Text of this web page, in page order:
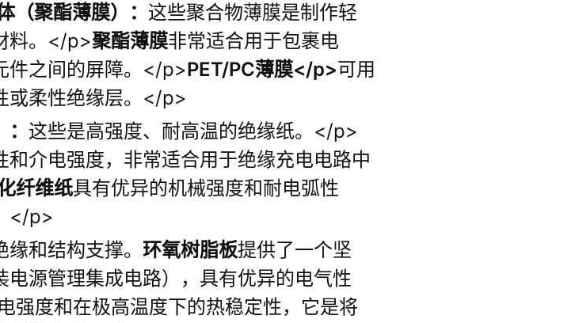
聚酯薄​​膜）： 这些聚合物薄膜是制作轻
料。</p>聚酯薄膜非常适合用于包裹电
件之间的屏障。</p>PET/PC薄膜</p>可用
或柔性绝缘层。</p>
这些是高强度、耐高温的绝缘纸。</p>
和介电强度，非常适合用于绝缘充电电路中
纤维纸具有优异的机械强度和耐电弧性
</p>
和结构支撑。 环氧树脂板提供了一个坚
源管理集成电路），具有优异的电气性
强度和在极高温度下的热稳定性，它是将